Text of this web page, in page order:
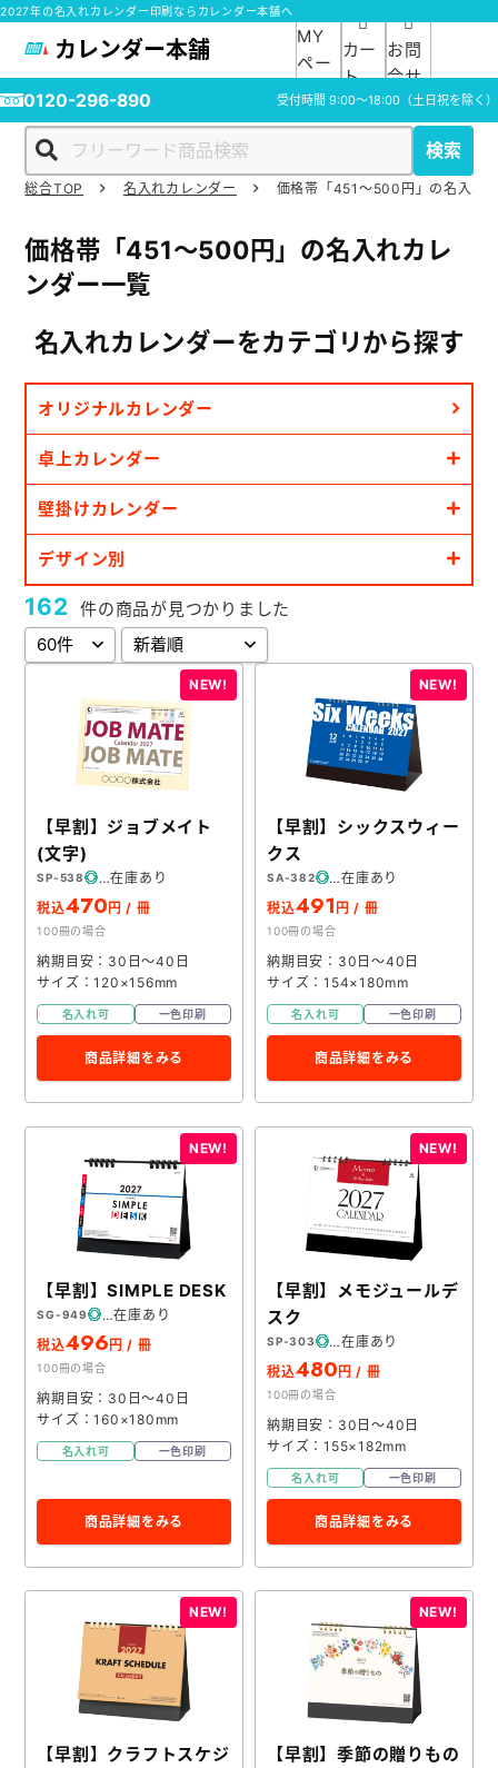
2027年の名入れカレンダー印刷ならカレンダー本舗へ
カレンダー本舗
検索
MY
ペー
ジ
カー
ト
お問
合せ
0120-296-890
受付時間 9:00～18:00 （土日祝を除く）
商品一覧
ご利用ガイド
入稿ガイド
スタッフ紹介
お役立ち情報
よくあるご質問
お問い合わせ
ポケットティッシュ本舗
カレンダー本舗
キャンディー本舗
ボックスティッシュ本舗
メモ帳本舗
クリアファイル本舗
ウェットティッシュ本舗
うちわ本舗
扇子本舗
ノベルティグッズ本舗
総合TOP 名入れカレンダー 価格帯「451～500円」の名入れ
価格帯「451～500円」の名入れカレ
ンダー一覧
名入れカレンダーをカテゴリから探す
オリジナルカレンダー
卓上カレンダー
壁掛けカレンダー
デザイン別
162 件の商品が見つかりました
【早割】ジョブメイト
(文字)
SP-538
在庫あり
税込470円 / 冊
100冊の場合
納期目安：30日～40日
サイズ：120×156mm
名入れ可 一色印刷
商品詳細をみる
【早割】シックスウィー
クス
SA-382
在庫あり
税込491 円 / 冊
100冊の場合
納期目安：30日～40日
サイズ：154×180mm
名入れ可 一色印刷
商品詳細をみる
【早割】SIMPLE DESK
SG-949
在庫あり
税込496円 / 冊
100冊の場合
納期目安：30日～40日
サイズ：160×180mm
名入れ可 一色印刷
商品詳細をみる
【早割】メモジュールデ
スク
SP-303
在庫あり
税込480円 / 冊
100冊の場合
納期目安：30日～40日
サイズ：155×182mm
名入れ可 一色印刷
商品詳細をみる
【早割】クラフトスケジ
【早割】季節の贈りもの